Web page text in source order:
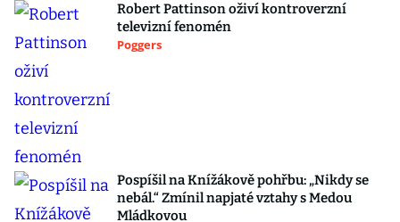
Robert Pattinson oživí kontroverzní
televizní fenomén
Poggers
Pospíšil na Knížákově pohřbu: „Nikdy se
nebál.“ Zmínil napjaté vztahy s Medou
Mládkovou